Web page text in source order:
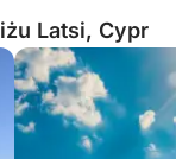
Latsi, Cypr